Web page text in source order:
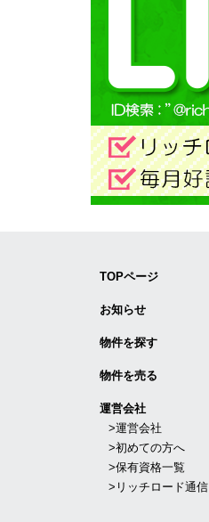
TOPページ
お知らせ
物件を探す
物件を売る
運営会社
>運営会社
>初めての方へ
>保有資格一覧
>リッチロード通信